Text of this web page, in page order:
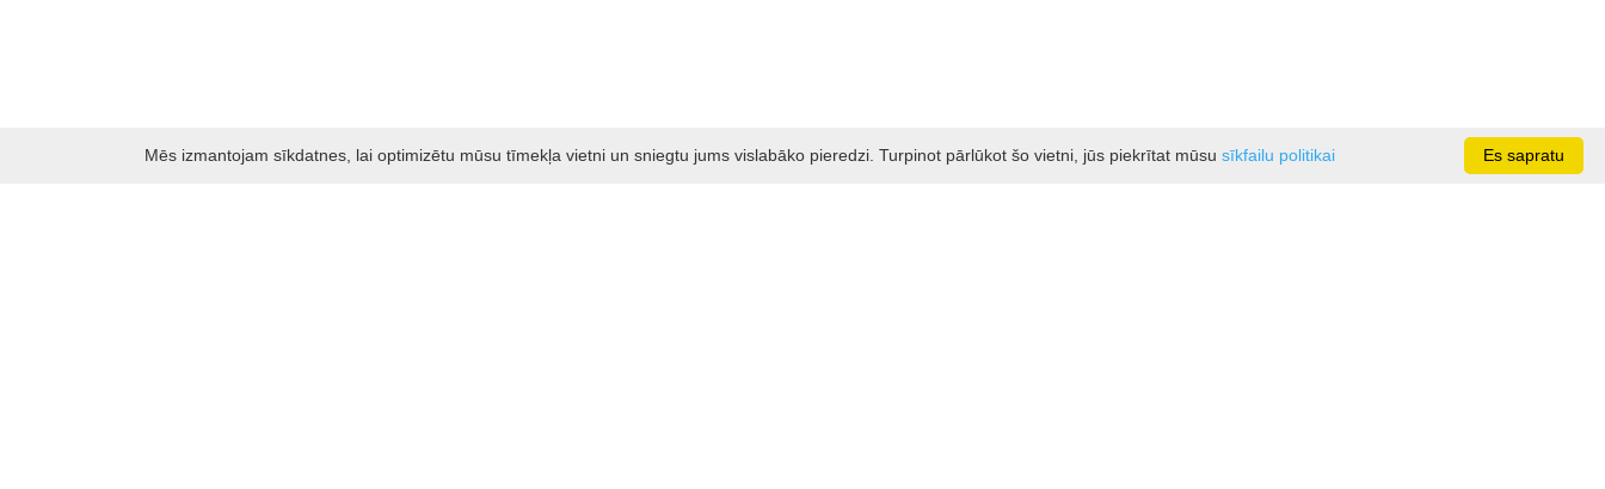
Es sapratu
Mēs izmantojam sīkdatnes, lai optimizētu mūsu tīmekļa vietni un sniegtu jums vislabāko pieredzi. Turpinot pārlūkot šo vietni, jūs piekrītat mūsu sīkfailu politikai